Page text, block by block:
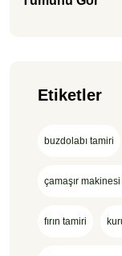
Etiketler
buzdolabı tamiri
çamaşır
fırın tamiri